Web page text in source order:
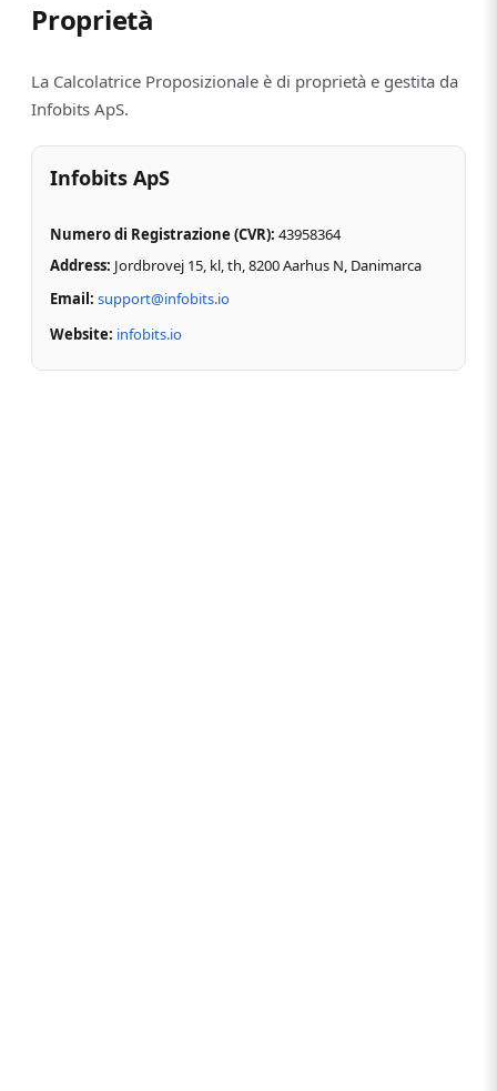
Proprietà
La Calcolatrice Proposizionale è di proprietà e gestita da
Infobits ApS.
Infobits ApS
Numero di Registrazione (CVR): 43958364
Address: Jordbrovej 15, kl, th, 8200 Aarhus N, Danimarca
Email: support@infobits.io
Website: infobits.io